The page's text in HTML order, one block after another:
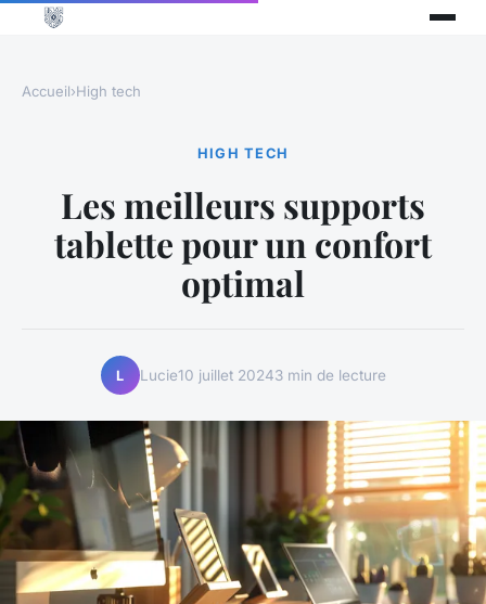
Accueil›High tech
HIGH TECH
Les meilleurs supports
tablette pour un confort
optimal
L Lucie10 juillet 20243 min de lecture